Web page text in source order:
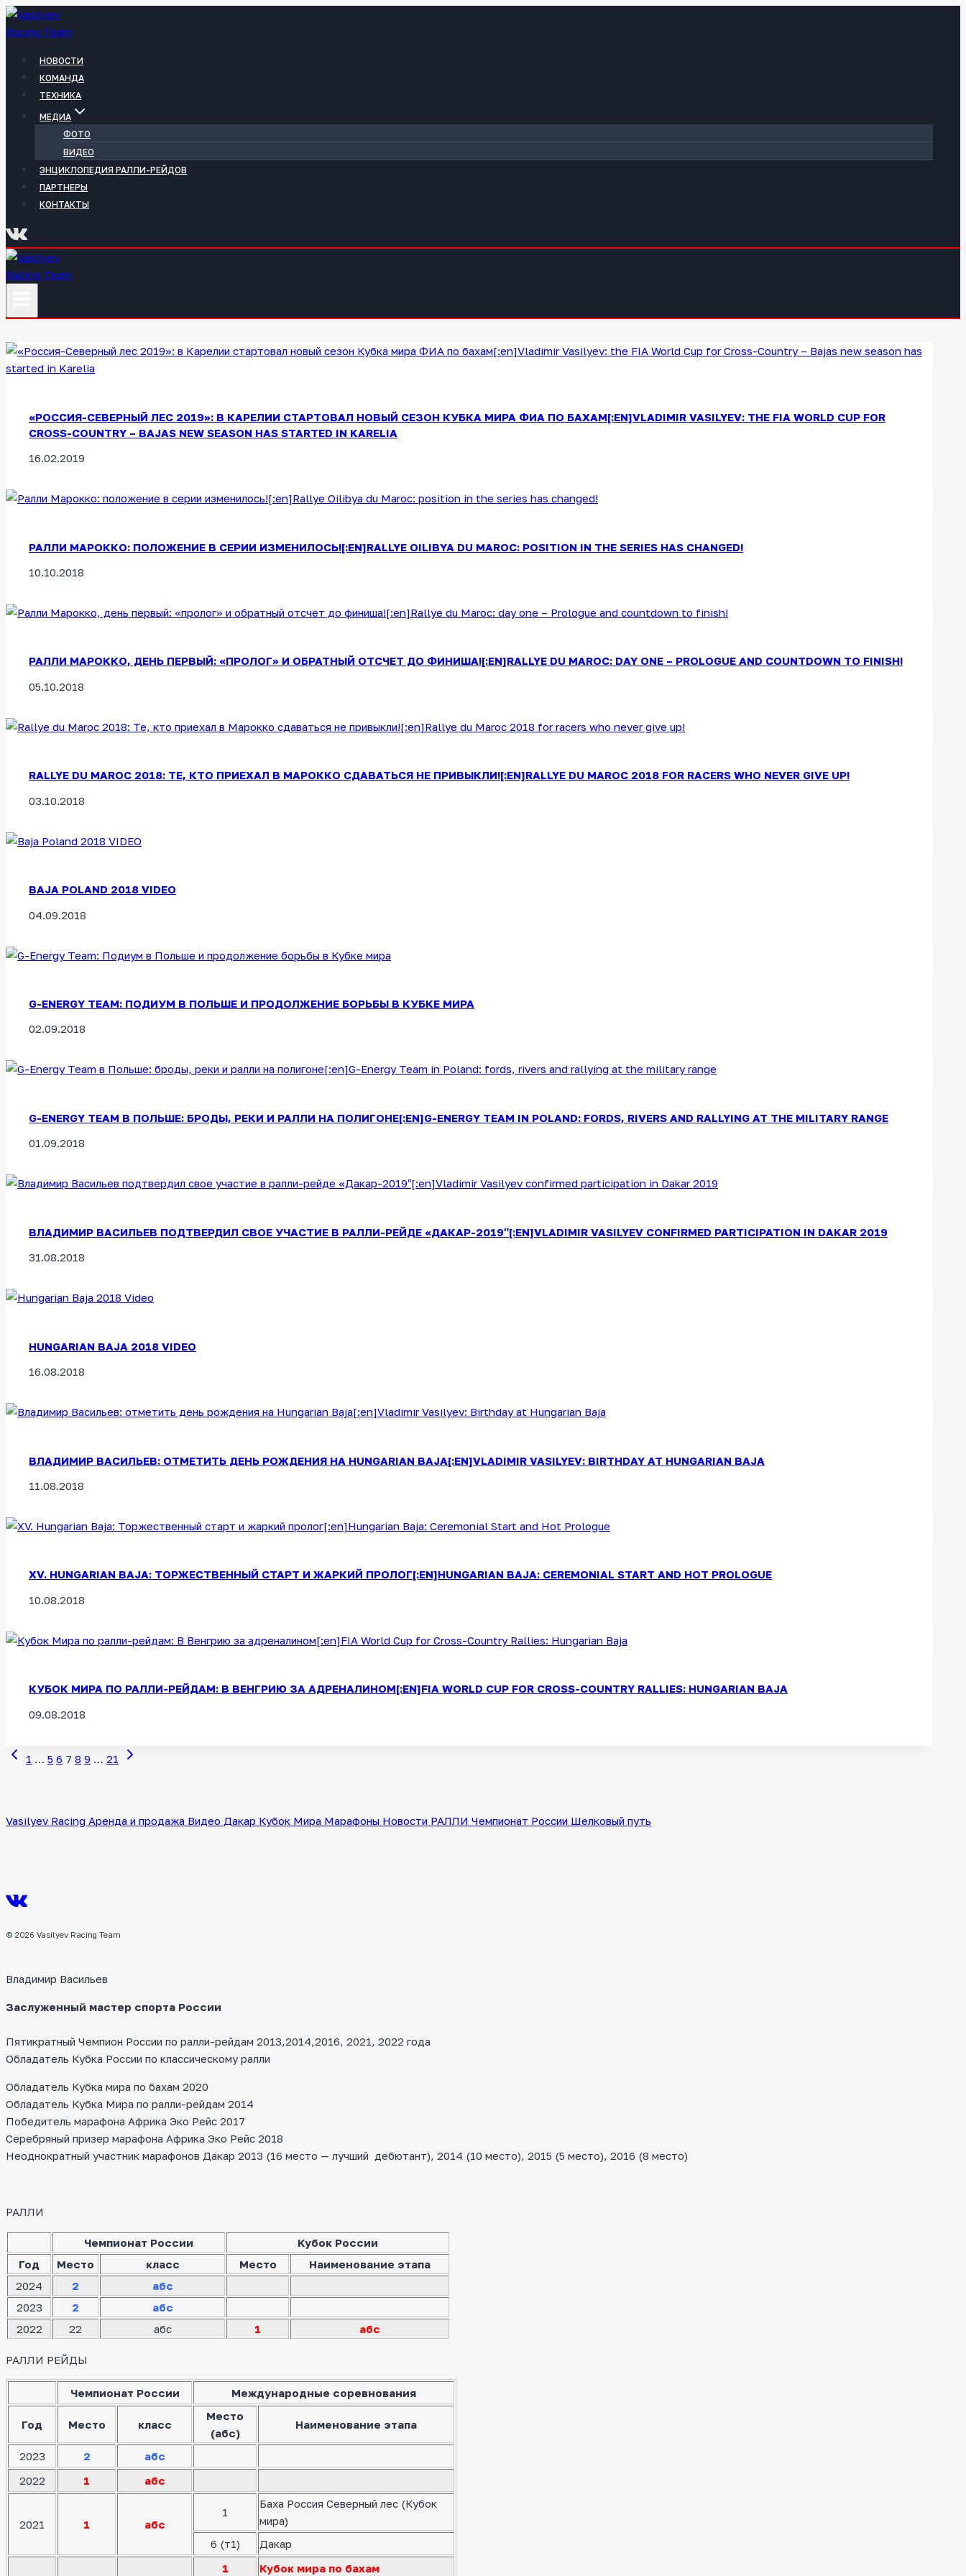
Перейти
к
НОВОСТИ
КОМАНДА
ТЕХНИКА
МЕДИА
ФОТО
ВИДЕО
ЭНЦИКЛОПЕДИЯ РАЛЛИ-РЕЙДОВ
ПАРТНЕРЫ
КОНТАКТЫ
«РОССИЯ-СЕВЕРНЫЙ ЛЕС 2019»: В КАРЕЛИИ СТАРТОВАЛ НОВЫЙ СЕЗОН КУБКА МИРА ФИА ПО БАХАМ[:EN]VLADIMIR VASILYEV: THE FIA WORLD CUP FOR
CROSS-COUNTRY – BAJAS NEW SEASON HAS STARTED IN KARELIA
16.02.2019
РАЛЛИ МАРОККО: ПОЛОЖЕНИЕ В СЕРИИ ИЗМЕНИЛОСЬ![:EN]RALLYE OILIBYA DU MAROC: POSITION IN THE SERIES HAS CHANGED!
10.10.2018
РАЛЛИ МАРОККО, ДЕНЬ ПЕРВЫЙ: «ПРОЛОГ» И ОБРАТНЫЙ ОТСЧЕТ ДО ФИНИША![:EN]RALLYE DU MAROC: DAY ONE – PROLOGUE AND COUNTDOWN TO FINISH!
05.10.2018
RALLYE DU MAROC 2018: ТЕ, КТО ПРИЕХАЛ В МАРОККО СДАВАТЬСЯ НЕ ПРИВЫКЛИ![:EN]RALLYE DU MAROC 2018 FOR RACERS WHO NEVER GIVE UP!
03.10.2018
BAJA POLAND 2018 VIDEO
04.09.2018
G-ENERGY TEAM: ПОДИУМ В ПОЛЬШЕ И ПРОДОЛЖЕНИЕ БОРЬБЫ В КУБКЕ МИРА
02.09.2018
G-ENERGY TEAM В ПОЛЬШЕ: БРОДЫ, РЕКИ И РАЛЛИ НА ПОЛИГОНЕ[:EN]G-ENERGY TEAM IN POLAND: FORDS, RIVERS AND RALLYING AT THE MILITARY RANGE
01.09.2018
ВЛАДИМИР ВАСИЛЬЕВ ПОДТВЕРДИЛ СВОЕ УЧАСТИЕ В РАЛЛИ-РЕЙДЕ «ДАКАР-2019″[:EN]VLADIMIR VASILYEV CONFIRMED PARTICIPATION IN DAKAR 2019
31.08.2018
HUNGARIAN BAJA 2018 VIDEO
16.08.2018
ВЛАДИМИР ВАСИЛЬЕВ: ОТМЕТИТЬ ДЕНЬ РОЖДЕНИЯ НА HUNGARIAN BAJA[:EN]VLADIMIR VASILYEV: BIRTHDAY AT HUNGARIAN BAJA
11.08.2018
XV. HUNGARIAN BAJA: ТОРЖЕСТВЕННЫЙ СТАРТ И ЖАРКИЙ ПРОЛОГ[:EN]HUNGARIAN BAJA: CEREMONIAL START AND HOT PROLOGUE
10.08.2018
КУБОК МИРА ПО РАЛЛИ-РЕЙДАМ: В ВЕНГРИЮ ЗА АДРЕНАЛИНОМ[:EN]FIA WORLD CUP FOR CROSS-COUNTRY RALLIES: HUNGARIAN BAJA
09.08.2018
Навигация
страницам
Предыдущая
1 … 5 6 7 8 9 … 21
Следующая
Vasilyev Racing Аренда и продажа Видео Дакар Кубок Мира Марафоны Новости РАЛЛИ Чемпионат России Шелковый путь
© 2026 Vasilyev Racing Team
Владимир Васильев
Заслуженный мастер спорта России
Пятикратный Чемпион России по ралли-рейдам 2013,2014,2016, 2021, 2022 года
Обладатель Кубка России по классическому ралли
Обладатель Кубка мира по бахам 2020
Обладатель Кубка Мира по ралли-рейдам 2014
Победитель марафона Африка Эко Рейс 2017
Серебряный призер марафона Африка Эко Рейс 2018
Неоднократный участник марафонов Дакар 2013 (16 место — лучший дебютант), 2014 (10 место), 2015 (5 место), 2016 (8 место)
РАЛЛИ
Чемпионат России
Кубок России
Год
Место класс Место
Наименование этапа
2024
2
абс
2023
2
абс
2022
22 абс 1 абс
РАЛЛИ РЕЙДЫ
Чемпионат России Международные соревнования
Год Место класс
Место
(абс)
Наименование этапа
2023 2
абс
2022
1 абс
2021 1 абс
1
Баха Россия Северный лес (Кубок
мира)
6 (т1)
Дакар
1
Кубок мира по бахам